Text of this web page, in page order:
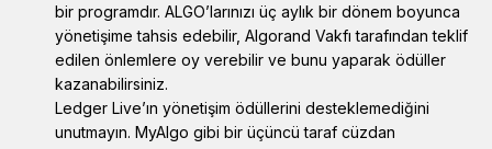
bir programdır. ALGO’larınızı üç aylık bir dönem boyunca
yönetişime tahsis edebilir, Algorand Vakfı tarafından teklif
edilen önlemlere oy verebilir ve bunu yaparak ödüller
kazanabilirsiniz.
Ledger Live’ın yönetişim ödüllerini desteklemediğini
unutmayın. MyAlgo gibi bir üçüncü taraf cüzdan